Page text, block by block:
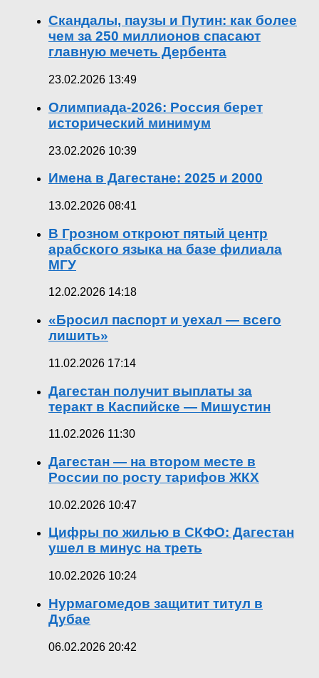
Скандалы, паузы и Путин: как более
чем за 250 миллионов спасают
главную мечеть Дербента
23.02.2026 13:49
Олимпиада-2026: Россия берет
исторический минимум
23.02.2026 10:39
Имена в Дагестане: 2025 и 2000
13.02.2026 08:41
В Грозном откроют пятый центр
арабского языка на базе филиала
МГУ
12.02.2026 14:18
«Бросил паспорт и уехал — всего
лишить»
11.02.2026 17:14
Дагестан получит выплаты за
теракт в Каспийске — Мишустин
11.02.2026 11:30
Дагестан — на втором месте в
России по росту тарифов ЖКХ
10.02.2026 10:47
Цифры по жилью в СКФО: Дагестан
ушел в минус на треть
10.02.2026 10:24
Нурмагомедов защитит титул в
Дубае
06.02.2026 20:42